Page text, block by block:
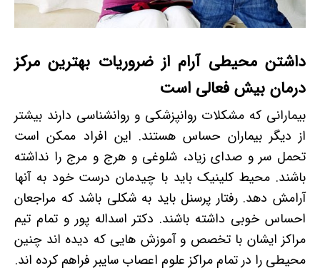
داشتن محیطی آرام از ضروریات بهترین مرکز
درمان بیش فعالی است
بیمارانی که مشکلات روانپزشکی و روانشناسی دارند بیشتر
از دیگر بیماران حساس هستند. این افراد ممکن است
تحمل سر و صدای زیاد، شلوغی و هرج و مرج را نداشته
باشند. محیط کلینیک باید با چیدمان درست خود به آنها
آرامش دهد. رفتار پرسنل باید به شکلی باشد که مراجعان
احساس خوبی داشته باشند. دکتر اسداله پور و تمام تیم
مراکز ایشان با تخصص و آموزش هایی که دیده اند چنین
محیطی را در تمام مراکز علوم اعصاب سایبر فراهم کرده اند.